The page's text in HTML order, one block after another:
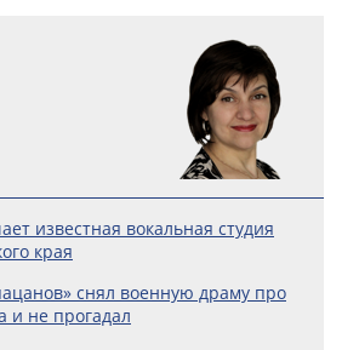
известная вокальная студия
края
снял военную драму про
и не прогадал